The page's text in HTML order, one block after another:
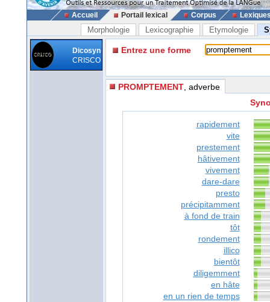
Accueil Portail lexical Corpus
Morphologie Lexicographie Etymologie
Dicosyn
CRISCO
Entrez une forme
PROMPTEMENT , adverbe
rapidement
vite
prestement
hâtivement
vivement
dare-dare
presto
précipitamment
à fond de train
tôt
rondement
illico
bientôt
diligemment
en hâte
en un rien de temps